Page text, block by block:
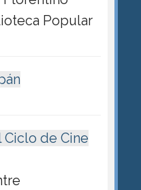
Popular
Ciclo de Cine